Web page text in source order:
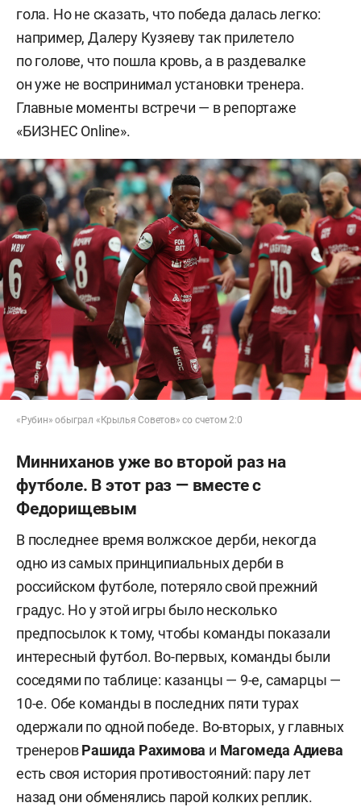
гола. Но не сказать, что победа далась легко:
например, Далеру Кузяеву так прилетело
по голове, что пошла кровь, а в раздевалке
он уже не воспринимал установки тренера.
Главные моменты встречи — в репортаже
«БИЗНЕС Online».
«Рубин» обыграл «Крылья Советов» со счетом 2:0
Минниханов уже во второй раз на
футболе. В этот раз — вместе с
Федорищевым
В последнее время волжское дерби, некогда
одно из самых принципиальных дерби в
российском футболе, потеряло свой прежний
градус. Но у этой игры было несколько
предпосылок к тому, чтобы команды показали
интересный футбол. Во-первых, команды были
соседями по таблице: казанцы — 9-е, самарцы —
10-е. Обе команды в последних пяти турах
одержали по одной победе. Во-вторых, у главных
тренеровРашида Рахимова и Магомеда Адиева
есть своя история противостояний: пару лет
назад они обменялись парой колких реплик.